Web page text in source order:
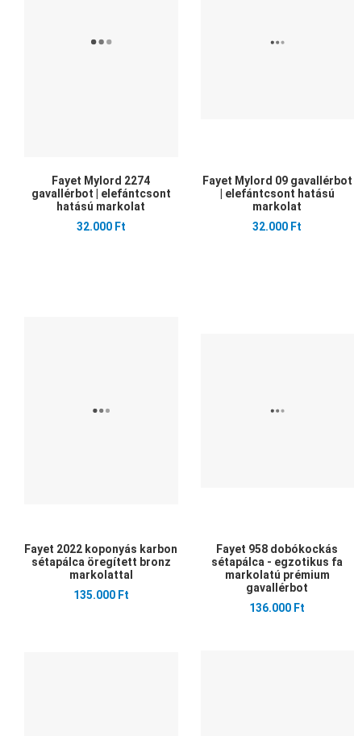
Fayet Mylord 2274
gavallérbot | elefántcsont
hatású markolat
32.000 Ft
Fayet Mylord 09 gavallérbot
| elefántcsont hatású
markolat
32.000 Ft
Fayet 2022 koponyás karbon
sétapálca öregített bronz
markolattal
135.000 Ft
Fayet 958 dobókockás
sétapálca - egzotikus fa
markolatú prémium
gavallérbot
136.000 Ft